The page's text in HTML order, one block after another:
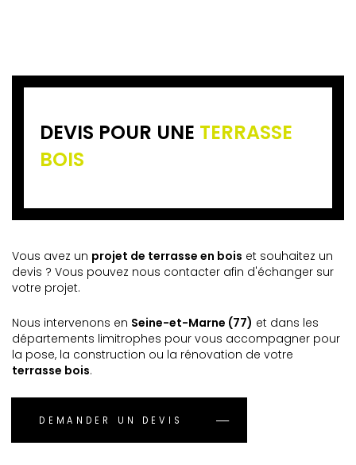
DEVIS POUR UNE TERRASSE
BOIS
Vous avez un projet de terrasse en bois et souhaitez un
devis ? Vous pouvez nous contacter afin d'échanger sur
votre projet.
Nous intervenons en Seine-et-Marne (77) et dans les
départements limitrophes pour vous accompagner pour
la pose, la construction ou la rénovation de votre
terrasse bois.
DEMANDER UN DEVIS